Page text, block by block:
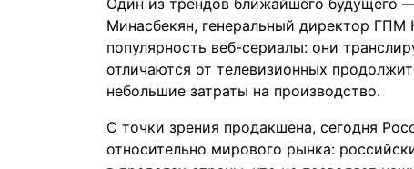
Один из трендов ближайшего будущего
Минасбекян, генеральный директор
популярность веб-сериалы: они
отличаются от телевизионных
небольшие затраты на производство.
С точки зрения продакшена, сегодня
относительно мирового рынка: